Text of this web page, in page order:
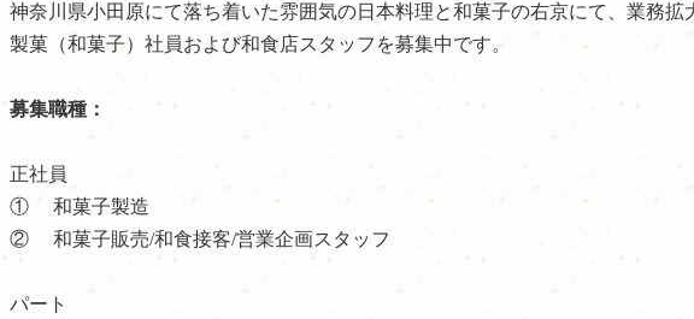
神奈川県小田原にて落ち着いた雰囲気の日本料理と和菓子の右京にて、業務拡
製菓（和菓子）社員および和食店スタッフを募集中です。
募集職種：
正社員
① 和菓子製造
② 和菓子販売/和食接客/営業企画スタッフ
パート